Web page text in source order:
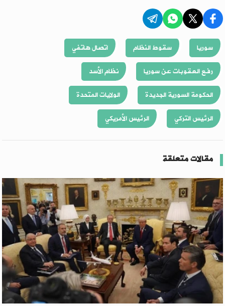
سوريا سقوط النظام
اتصال هاتفي
رفع العقوبات عن سوريا
نظام الأسد
الحكومة السورية الجديدة
الولايات المتحدة
الرئيس التركي
الرئيس الأمريكي
مقالات متعلقة